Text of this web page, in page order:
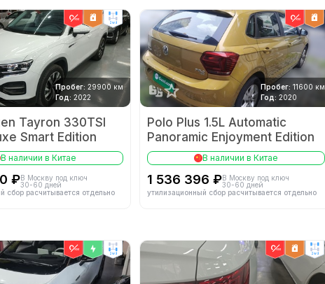
2wd
Пробег: 29900 км
Год: 2022
Tayron 330TSI
Smart Edition
В наличии в Китае
₽В Москву под ключ
30-60 дней
сбор расчитывается отдельно
Пробег: 11600 км
Год: 2020
Polo Plus 1.5L Automatic
Panoramic Enjoyment Edition
В наличии в Китае
1 536 396 ₽В Москву под ключ
30-60 дней
утилизационный сбор расчитывается отдельно
2wd 2wd